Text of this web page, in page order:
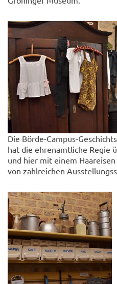
Die Börde-Campus-
hat die ehrenamtliche Regie
und hier mit einem
von zahlreichen